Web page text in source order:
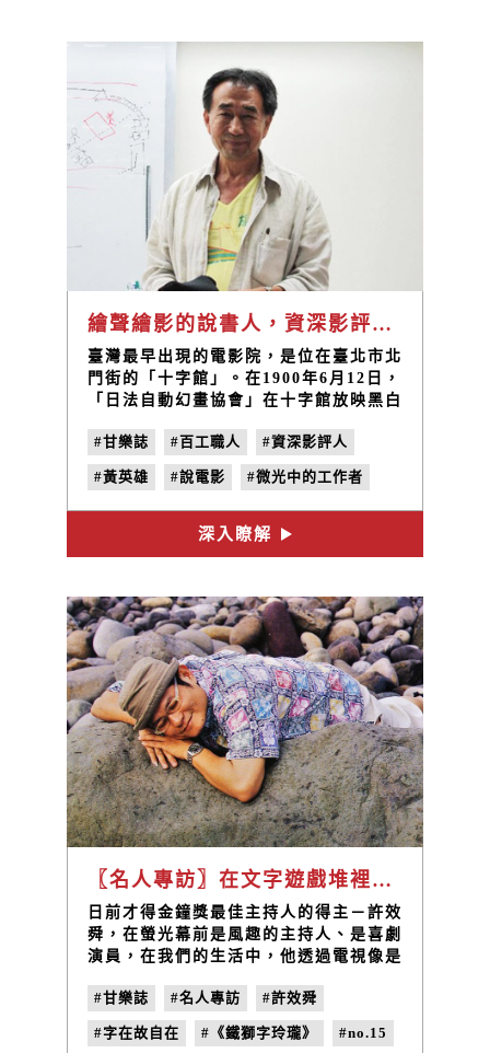
繪聲繪影的說書人，資深影評人 / 黃英雄老師
臺灣最早出現的電影院，是位在臺北市北
門街的「十字館」。在1900年6月12日，
「日法自動幻畫協會」在十字館放映黑白
這是臺灣第一次的公開電影放映和電影廣
告。一百多年後，電影放映院林立，電影
成為唾手可得的消費娛樂，你還看見了什
麼？漆黑的放映聽裡正不同主題的故事播
放，儼然成為一個個獨立的小宇宙。除了
來去的觀眾，還有些人隱身在這個製造綺
#甘樂誌 #百工職人 #資深影評人
#黃英雄 #說電影 #微光中的工作者
#no.17 #黑暗
深入瞭解
〖名人專訪〗在文字遊戲堆裡的字在故自在 / 資深藝人 許效舜
日前才得金鐘獎最佳主持人的得主－許效
舜，在螢光幕前是風趣的主持人、是喜劇
演員，在我們的生活中，他透過電視像是
幽默，在演藝圈走出了自己的一條路。而
許效舜，其實有一種與生俱來愛玩的特
質，不只在螢光幕前以喜劇方式表演，在
#甘樂誌 #名人專訪 #許效舜
#字在故自在 #《鐵獅字玲瓏》 #no.15